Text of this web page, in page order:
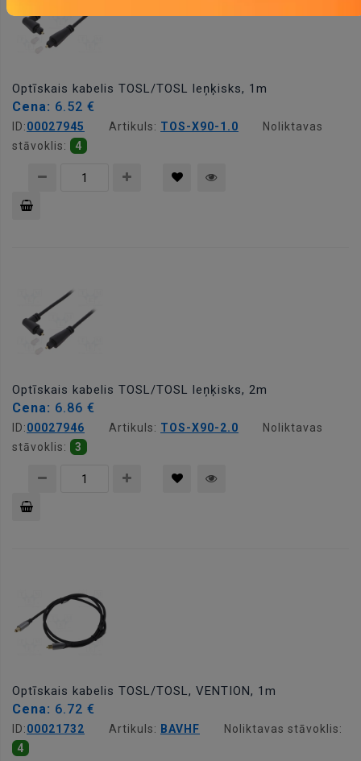
Optīskais kabelis TOSL/TOSL leņķisks, 1m
Cena: 6.52 €
ID:00027945 Artikuls: TOS-X90-1.0
Noliktavas
stāvoklis:
4
Optīskais kabelis TOSL/TOSL leņķisks, 2m
Cena: 6.86 €
ID:00027946 Artikuls: TOS-X90-2.0
Noliktavas
stāvoklis:
3
Optīskais kabelis TOSL/TOSL, VENTION, 1m
Cena: 6.72 €
ID:00021732 Artikuls: BAVHF
Noliktavas stāvoklis:
4